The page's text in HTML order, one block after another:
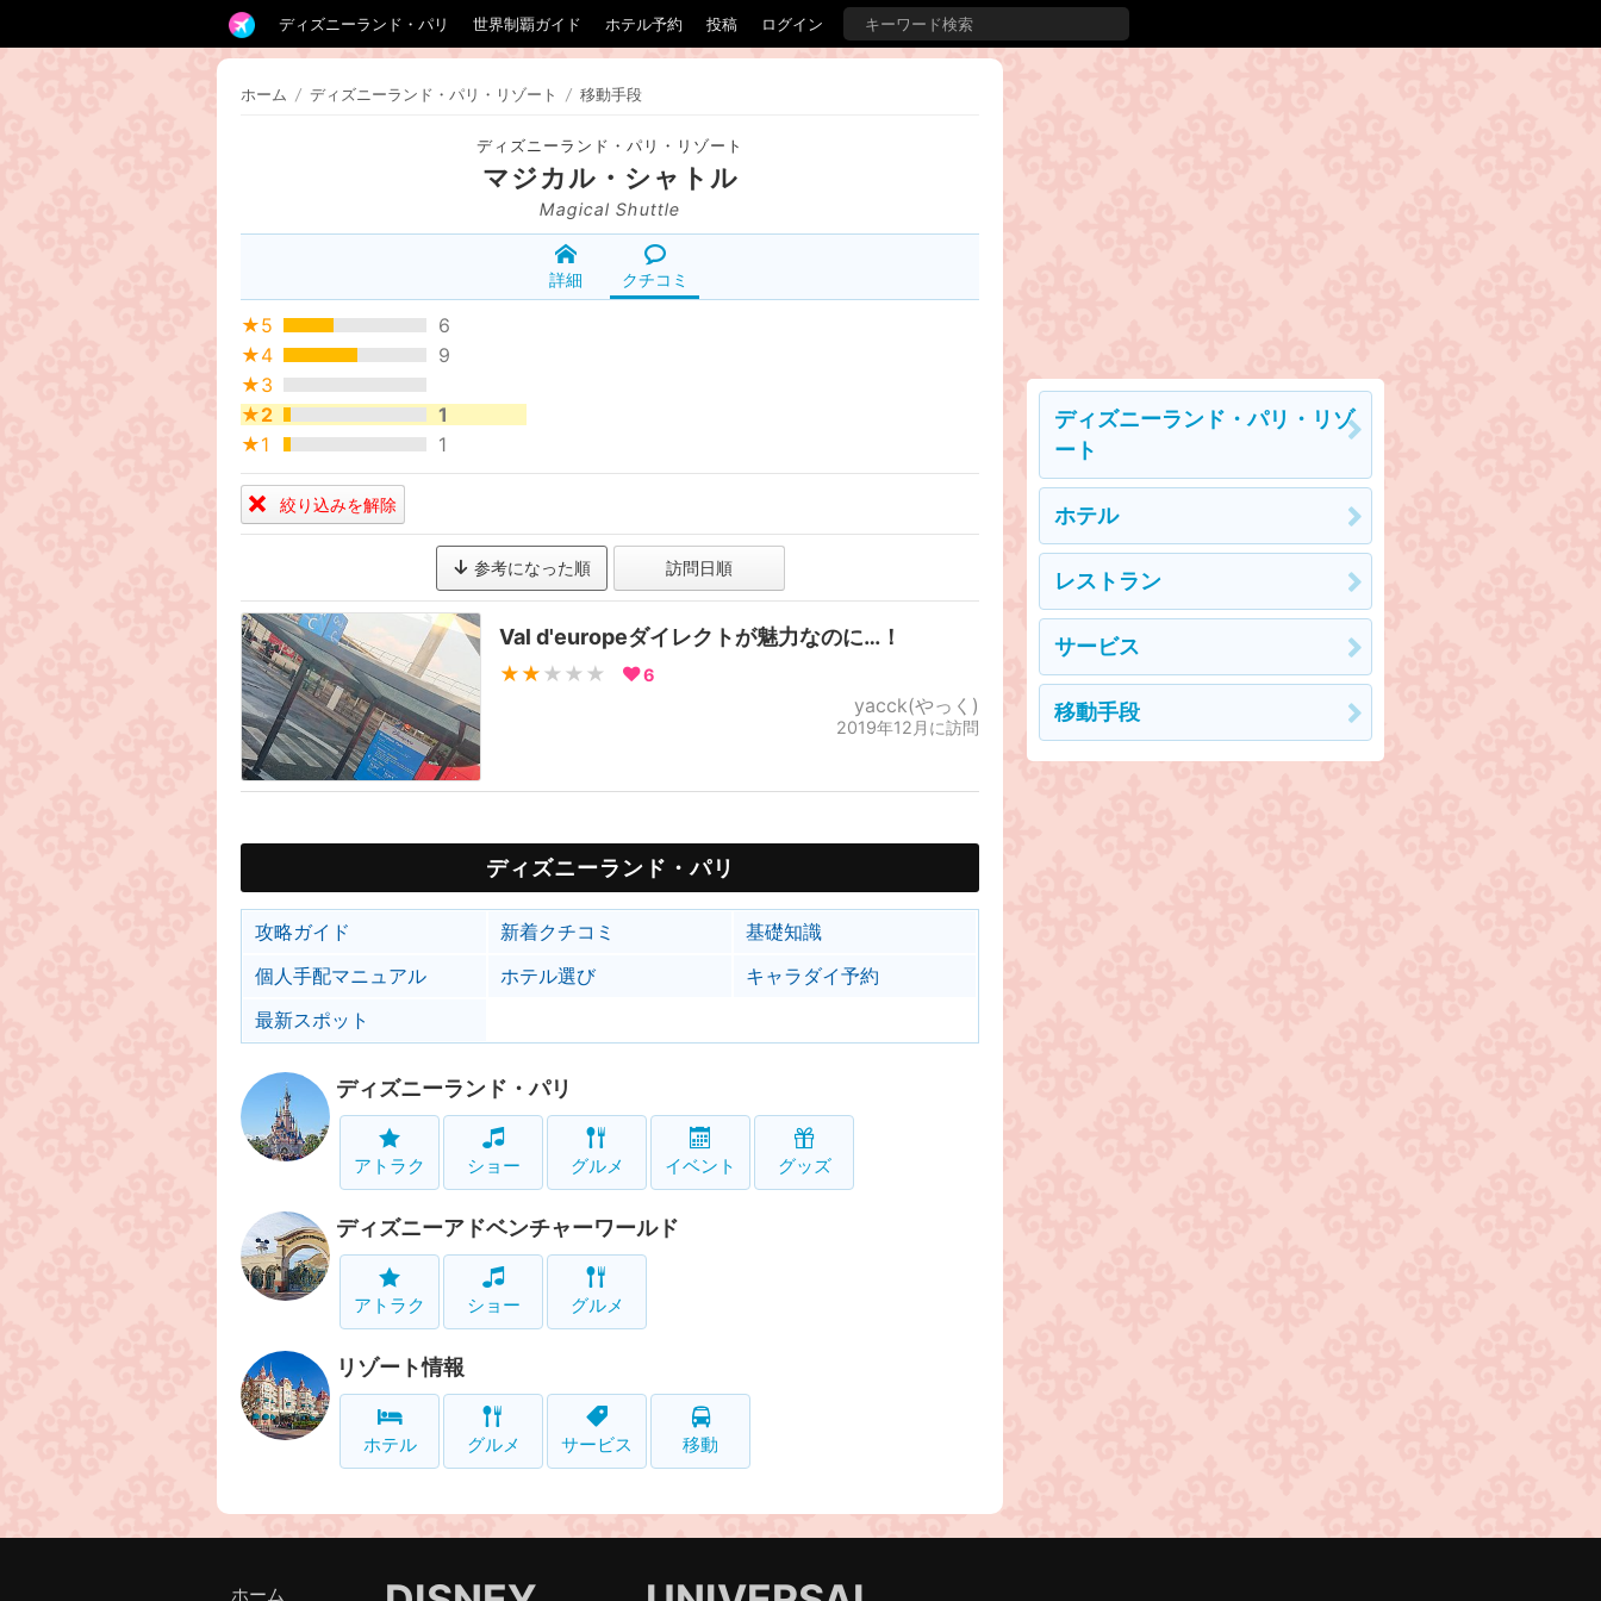
ディズニーランド・パリ 世界制覇ガイド ホテル予約 投稿 ログイン
ホーム / ディズニーランド・パリ・リゾート / 移動手段
ディズニーランド・パリ・リゾート
マジカル・シャトル
Magical Shuttle
詳細 クチコミ
★5
6
★4
9
★3
★2
1
★1
1
絞り込みを解除
参考になった順 訪問日順
Val d'europeダイレクトが魅力なのに…！
★★ ★★★ 6
yacck(やっく)
2019年12月に訪問
ディズニーランド・パリ
攻略ガイド 新着クチコミ
基礎知識
個人手配マニュアル
ホテル選び
キャラダイ予約
最新スポット
ディズニーランド・パリ
アトラク ショー グルメ イベント グッズ
ディズニーアドベンチャーワールド
アトラク ショー グルメ
リゾート情報
ホテル グルメ サービス 移動
ディズニーランド・パリ・リゾ
ート
ホテル
レストラン
サービス
移動手段
ホーム